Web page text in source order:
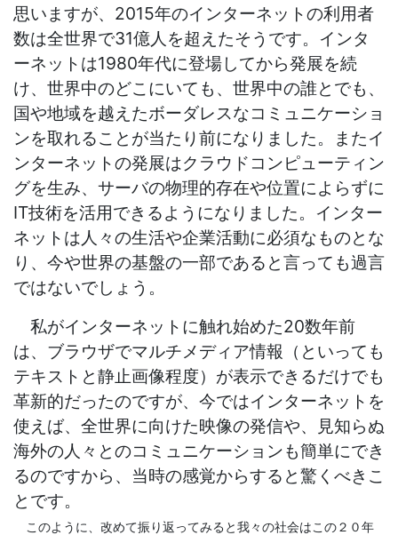
思いますが、2015年のインターネットの利用者
数は全世界で31億人を超えたそうです。インタ
ーネットは1980年代に登場してから発展を続
け、世界中のどこにいても、世界中の誰とでも、
国や地域を越えたボーダレスなコミュニケーショ
ンを取れることが当たり前になりました。またイ
ンターネットの発展はクラウドコンピューティン
グを生み、サーバの物理的存在や位置によらずに
IT技術を活用できるようになりました。インター
ネットは人々の生活や企業活動に必須なものとな
り、今や世界の基盤の一部であると言っても過言
ではないでしょう。
私がインターネットに触れ始めた20数年前
は、ブラウザでマルチメディア情報（といっても
テキストと静止画像程度）が表示できるだけでも
革新的だったのですが、今ではインターネットを
使えば、全世界に向けた映像の発信や、見知らぬ
海外の人々とのコミュニケーションも簡単にでき
るのですから、当時の感覚からすると驚くべきこ
とです。
このように、改めて振り返ってみると我々の社会はこの２０年